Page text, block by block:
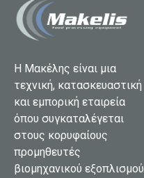
Η Μακέλης είναι μια
τεχνική, κατασκευαστική
και εμπορική εταιρεία
όπου συγκαταλέγεται
στους κορυφαίους
προμηθευτές
βιομηχανικού εξοπλισμού